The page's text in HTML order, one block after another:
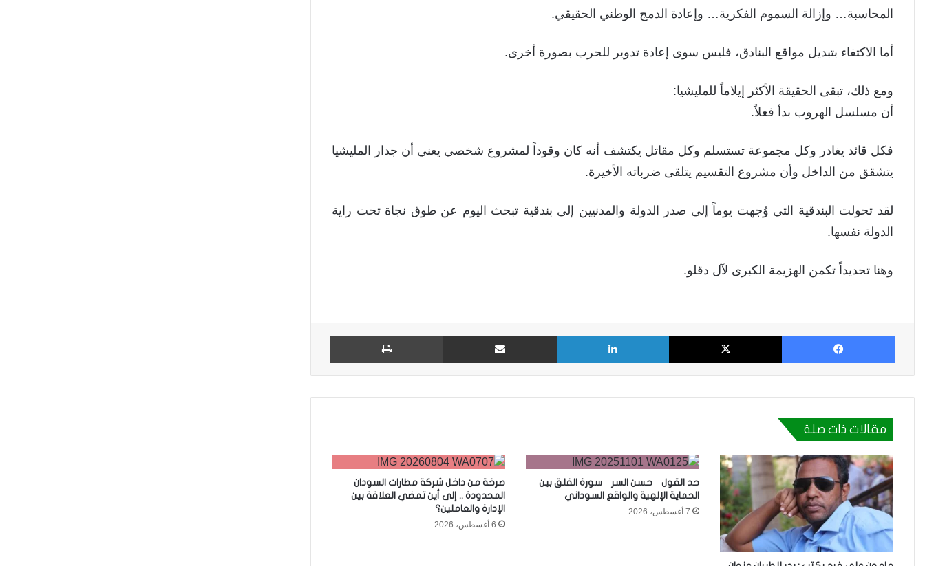
المحاسبة… وإزالة السموم الفكرية… وإعادة الدمج الوطني الحقيقي.
أما الاكتفاء بتبديل مواقع البنادق، فليس سوى إعادة تدوير للحرب بصورة أخرى.
ومع ذلك، تبقى الحقيقة الأكثر إيلاماً للمليشيا:
أن مسلسل الهروب بدأ فعلاً.
فكل قائد يغادر وكل مجموعة تستسلم وكل مقاتل يكتشف أنه كان وقوداً لمشروع شخصي يعني أن جدار المليشيا
يتشقق من الداخل وأن مشروع التقسيم يتلقى ضرباته الأخيرة.
لقد تحولت البندقية التي وُجهت يوماً إلى صدر الدولة والمدنيين إلى بندقية تبحث اليوم عن طوق نجاة تحت راية
الدولة نفسها.
وهنا تحديداً تكمن الهزيمة الكبرى لآل دقلو.
فيسبوك X لينكدإن مشاركة عبر البريد طباعة
مقالات ذات صلة
حد القول – حسن السر – سورة الفلق بين
الحماية الإلهية والواقع السوداني
7 أغسطس، 2026
صرخة من داخل شركة مطارات السودان
المحدودة .. إلى أين تمضي العلاقة بين
الإدارة والعاملين؟
6 أغسطس، 2026